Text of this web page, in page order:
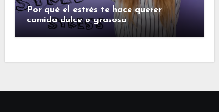
Por qué el estrés te hace querer
comida dulce o grasosa